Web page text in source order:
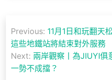
章
導
覽
Previous: 11月1日和玩翻天
這些地鐵站將結束對外服務
Next: 兩岸觀察丨為JIUYI俱
一勢不成擋？